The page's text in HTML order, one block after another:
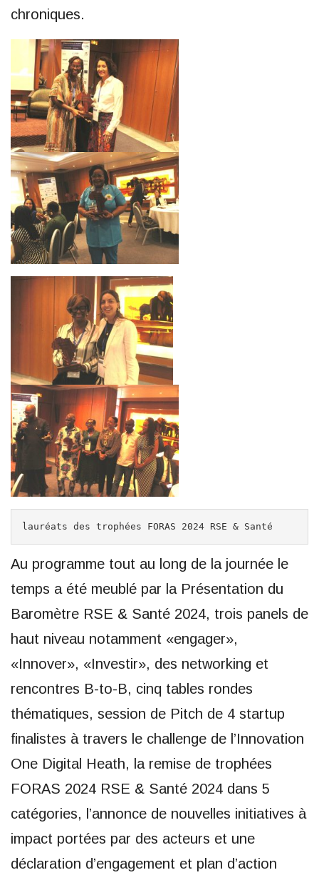
chroniques.
lauréats des trophées FORAS 2024 RSE & Santé
Au programme tout au long de la journée le
temps a été meublé par la Présentation du
Baromètre RSE & Santé 2024, trois panels de
haut niveau notamment «engager»,
«Innover», «Investir», des networking et
rencontres B-to-B, cinq tables rondes
thématiques, session de Pitch de 4 startup
finalistes à travers le challenge de l’Innovation
One Digital Heath, la remise de trophées
FORAS 2024 RSE & Santé 2024 dans 5
catégories, l’annonce de nouvelles initiatives à
impact portées par des acteurs et une
déclaration d’engagement et plan d’action